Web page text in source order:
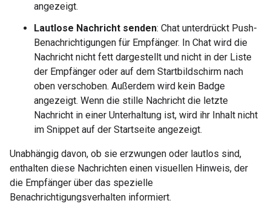
angezeigt.
Lautlose Nachricht senden: Chat unterdrückt Push-
Benachrichtigungen für Empfänger. In Chat wird die
Nachricht nicht fett dargestellt und nicht in der Liste
der Empfänger oder auf dem Startbildschirm nach
oben verschoben. Außerdem wird kein Badge
angezeigt. Wenn die stille Nachricht die letzte
Nachricht in einer Unterhaltung ist, wird ihr Inhalt nicht
im Snippet auf der Startseite angezeigt.
Unabhängig davon, ob sie erzwungen oder lautlos sind,
enthalten diese Nachrichten einen visuellen Hinweis, der
die Empfänger über das spezielle
Benachrichtigungsverhalten informiert.